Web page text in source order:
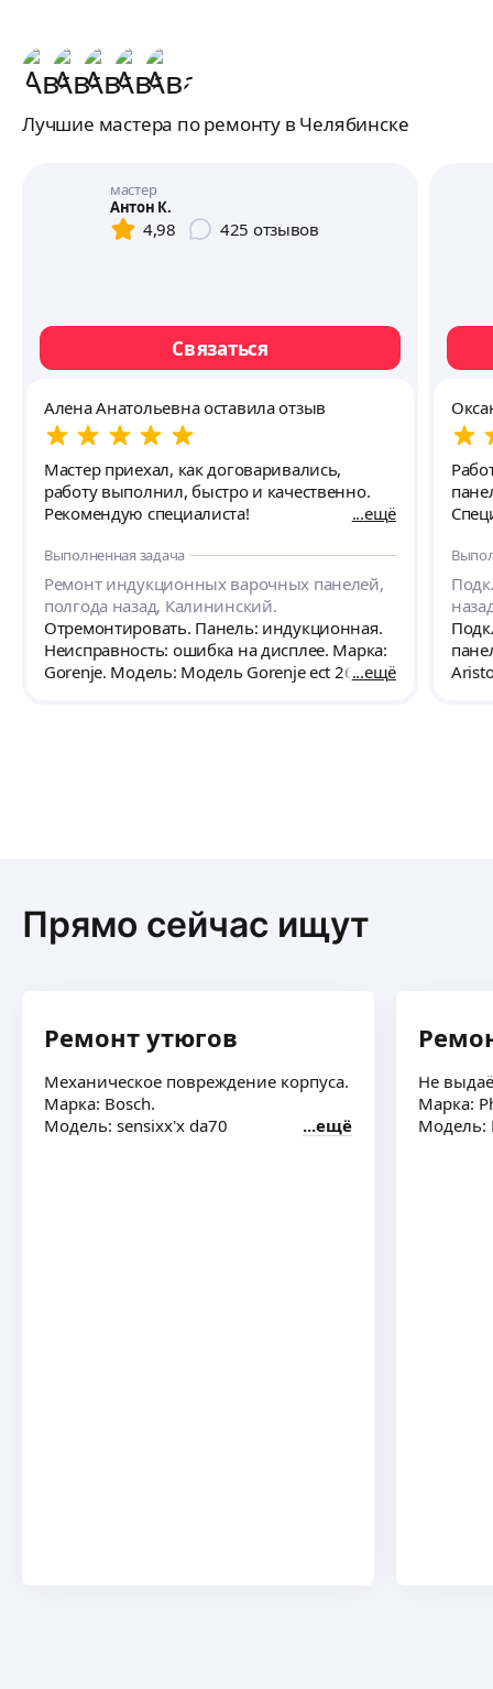
Лучшие мастера по ремонту в Челябинске
мастер
Антон К.
4,98 425 отзывов
Связаться
Алена Анатольевна оставила отзыв
Мастер приехал, как договаривались,
работу выполнил, быстро и качественно.
Рекомендую специалиста!
ещё
Выполненная задача
Ремонт индукционных варочных панелей,
полгода назад, Калининский.
Отремонтировать. Панель: индукционная.
Неисправность: ошибка на дисплее. Марка:
Gorenje. Модель: Модель Gorenje ect 2600.ещё
Прямо сейчас ищут
Ремонт утюгов
Механическое повреждение корпуса.
Марка: Bosch.
Модель: sensixx'x da70
ещё
Не
Марка:
Модель: